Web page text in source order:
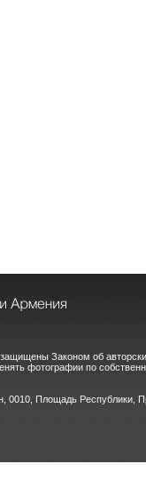
Законом об
фотографии по
0010, Площадь Республики,